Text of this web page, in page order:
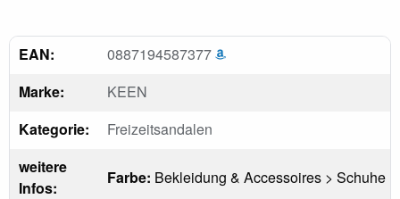
EAN:
0887194587377
Marke:
KEEN
Kategorie:
Freizeitsandalen
weitere
Infos:
Farbe: Bekleidung & Accessoires > Schuhe